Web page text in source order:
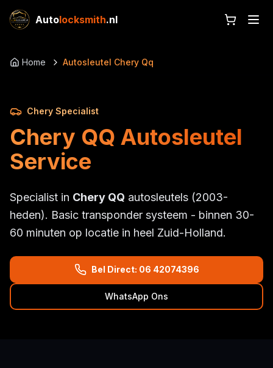
Autolocksmith.nl
Home Autosleutel Chery Qq
Chery Specialist
Chery QQ Autosleutel
Service
Specialist in Chery QQ autosleutels (2003-
heden). Basic transponder systeem - binnen 30-
60 minuten op locatie in heel Zuid-Holland.
Bel Direct: 06 42074396
WhatsApp Ons